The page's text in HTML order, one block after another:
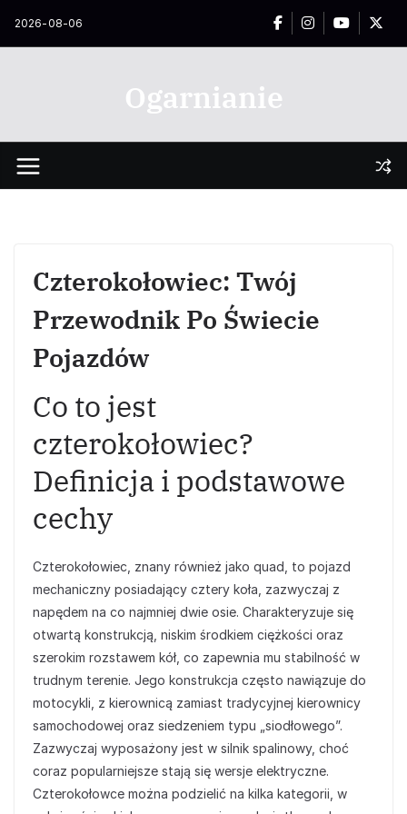
2026-08-06
Ogarnianie
Czterokołowiec: Twój
Przewodnik Po Świecie
Pojazdów
Co to jest
czterokołowiec?
Definicja i podstawowe
cechy
Czterokołowiec, znany również jako quad, to pojazd
mechaniczny posiadający cztery koła, zazwyczaj z
napędem na co najmniej dwie osie. Charakteryzuje się
otwartą konstrukcją, niskim środkiem ciężkości oraz
szerokim rozstawem kół, co zapewnia mu stabilność w
trudnym terenie. Jego konstrukcja często nawiązuje do
motocykli, z kierownicą zamiast tradycyjnej kierownicy
samochodowej oraz siedzeniem typu „siodłowego”.
Zazwyczaj wyposażony jest w silnik spalinowy, choć
coraz popularniejsze stają się wersje elektryczne.
Czterokołowce można podzielić na kilka kategorii, w